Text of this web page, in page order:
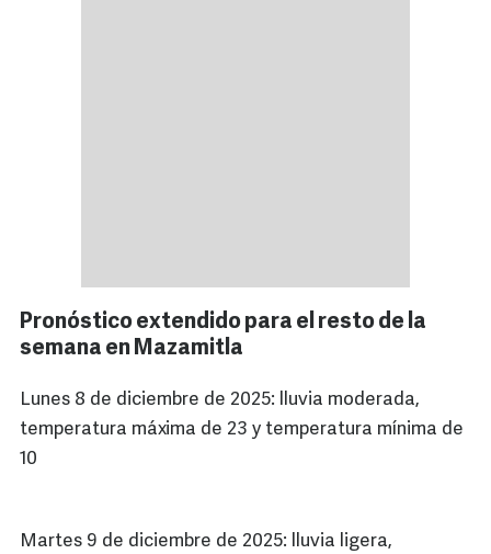
Pronóstico extendido para el resto de la
semana en Mazamitla
Lunes 8 de diciembre de 2025: lluvia moderada,
temperatura máxima de 23 y temperatura mínima de
10
Martes 9 de diciembre de 2025: lluvia ligera,